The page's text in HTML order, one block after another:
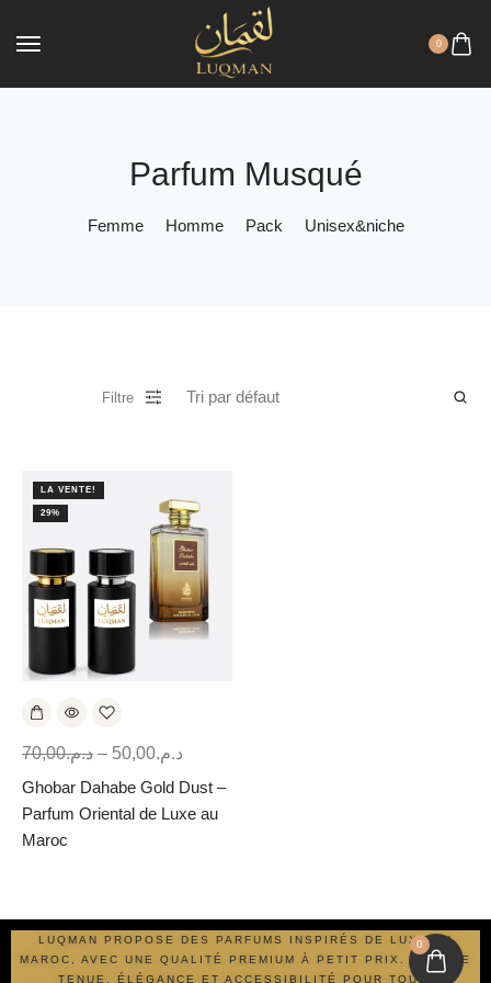
0
Parfum Musqué
Femme Homme Pack Unisex&niche
Filtre
LA VENTE!
29%
د.م.70,00 – د.م.50,00
Ghobar Dahabe Gold Dust –
Parfum Oriental de Luxe au
Maroc
LUQMAN PROPOSE DES PARFUMS INSPIRÉS DE LUXE AU
MAROC, AVEC UNE QUALITÉ PREMIUM À PETIT PRIX. LONGUE
TENUE, ÉLÉGANCE ET ACCESSIBILITÉ POUR TOUS.
0